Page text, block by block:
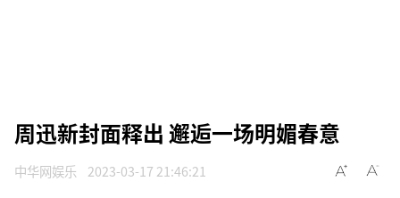
周迅新封面释出 邂逅一场明媚春意
中华网娱乐 2023-03-17 21:46:21